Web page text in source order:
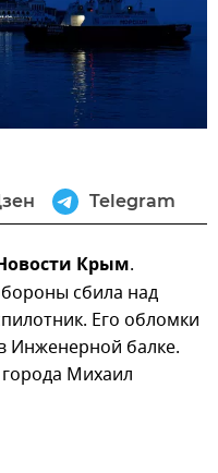
Telegram
Крым.
сбила над
Его обломки
Инженерной балке.
Михаил